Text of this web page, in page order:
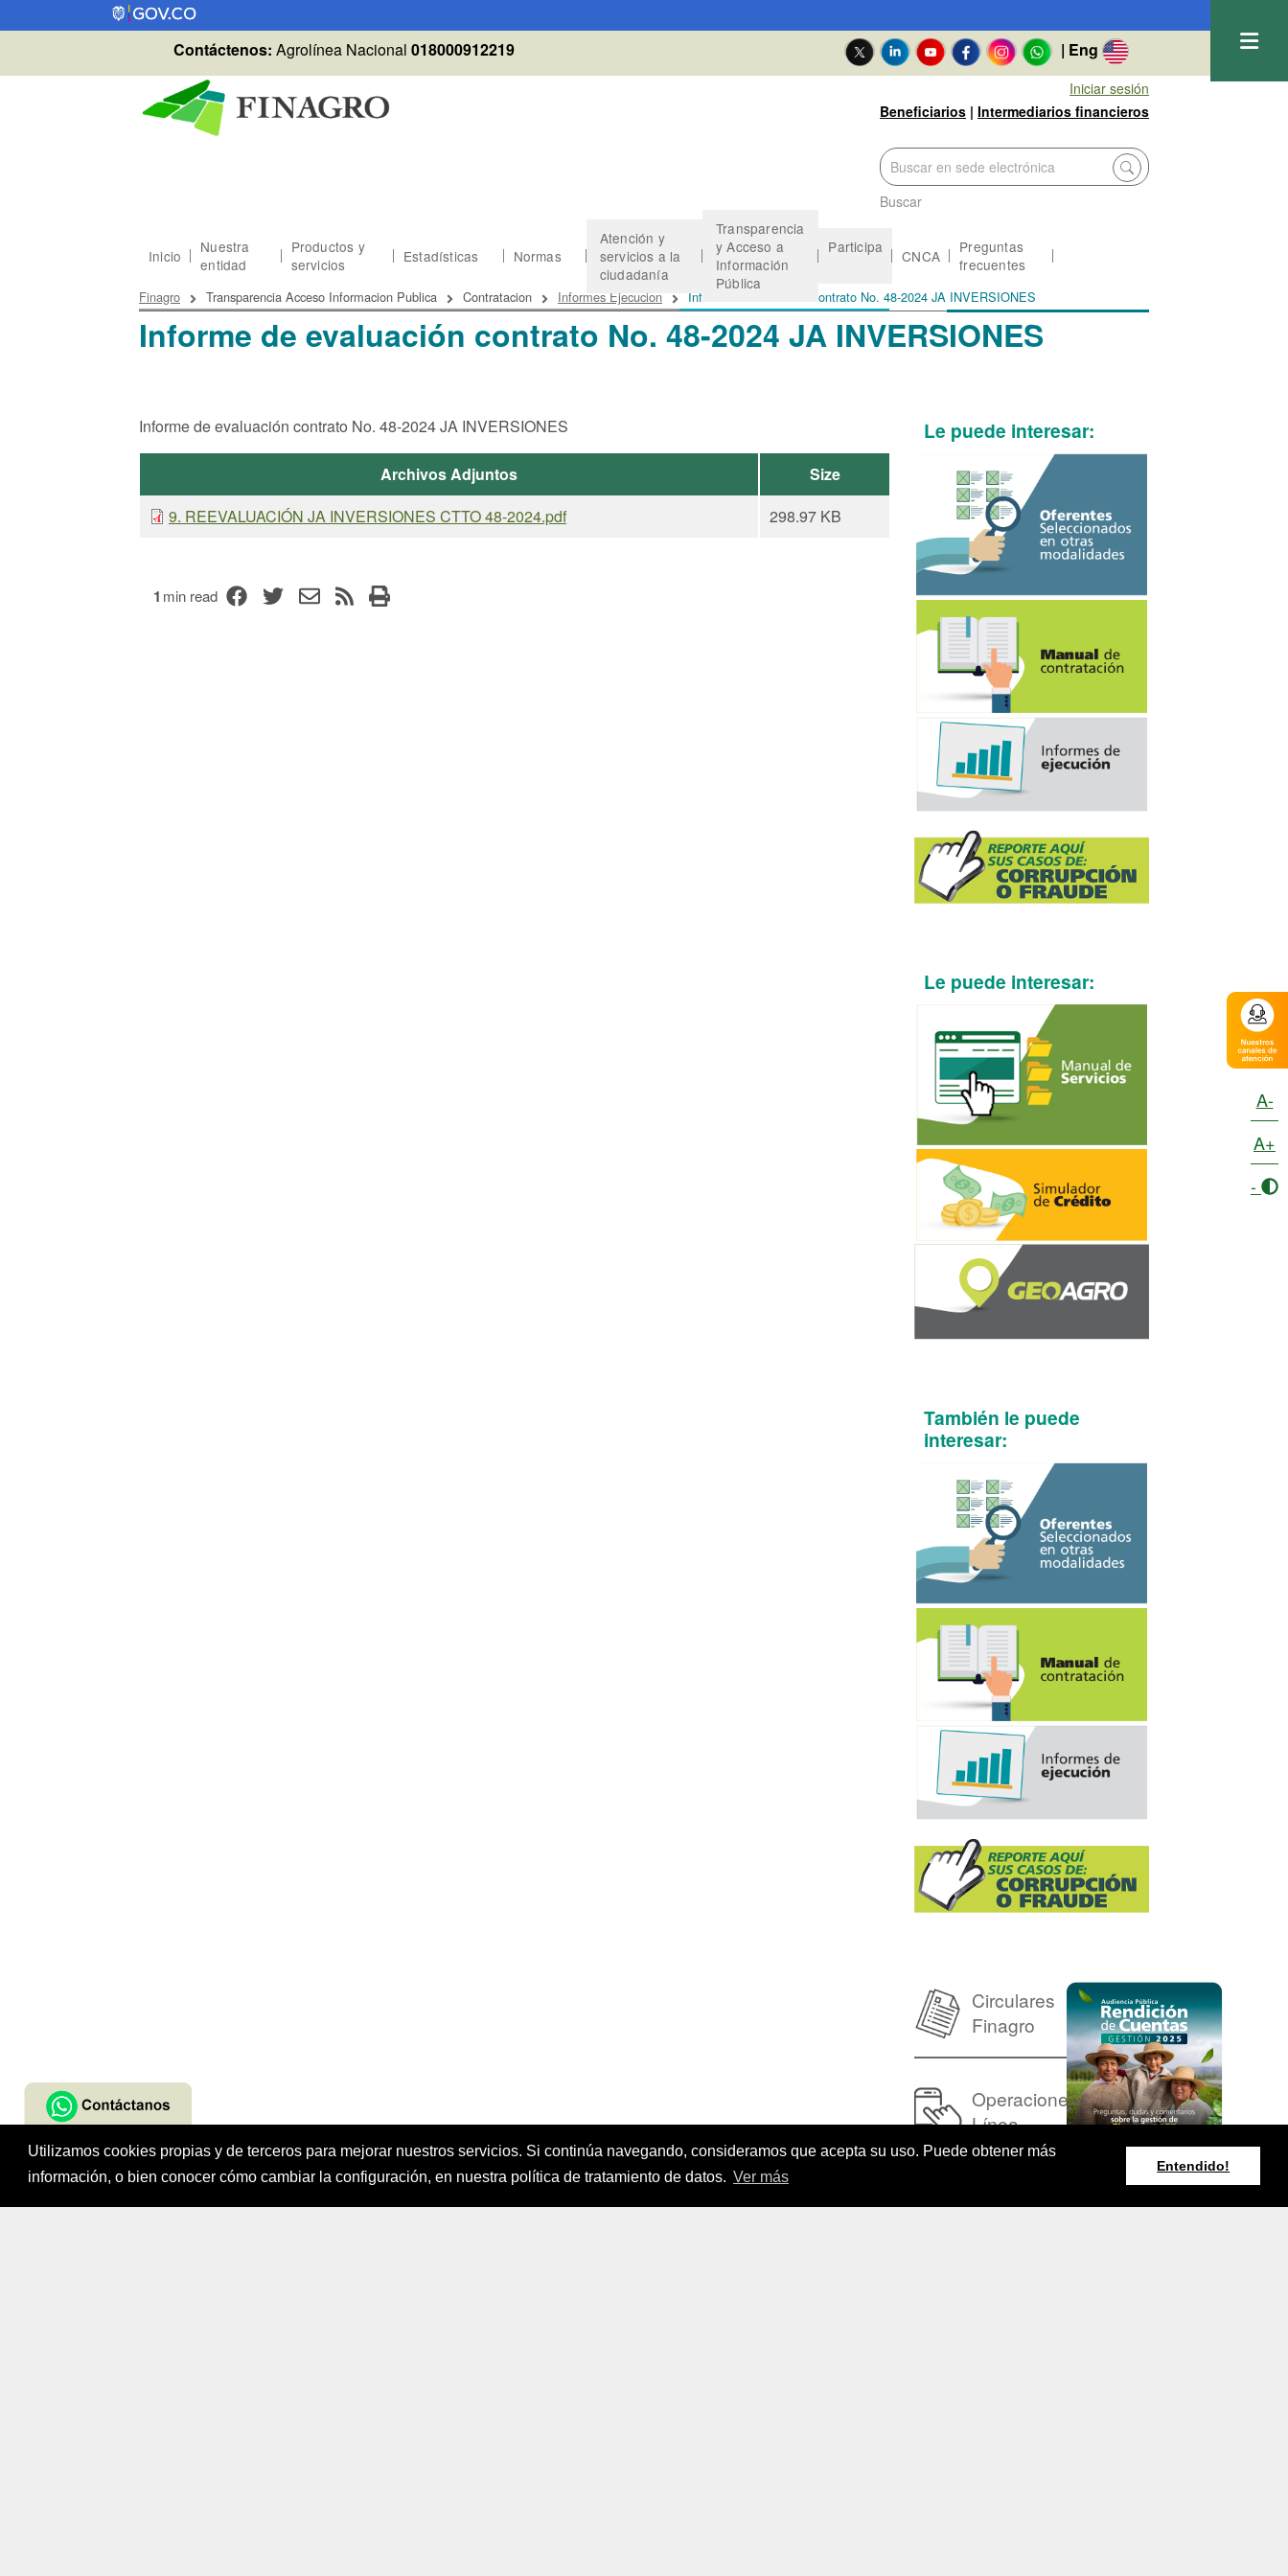
Utilizamos cookies propias y de terceros para mejorar nuestros servicios. Si continúa navegando, consideramos que acepta su uso. Puede obtener más
información, o bien conocer cómo cambiar la configuración, en nuestra política de tratamiento de datos. Ver más
Entendido!
Pasar al contenido principal
Contáctenos: Agrolínea Nacional 018000912219 | Eng
Iniciar sesión
Beneficiarios | Intermediarios financieros
Buscar
Inicio
Nuestra
entidad
Productos y
servicios
Estadísticas Normas
Atención y
servicios a la
ciudadanía
Transparencia
y Acceso a
Información
Pública
Participa CNCA
Preguntas
frecuentes
Informe de evaluación contrato No. 48-2024 JA INVERSIONES
Sobrescribir enlaces de ayuda a la navegación
Finagro Transparencia Acceso Informacion Publica Contratacion Informes Ejecucion Informe de evaluación contrato No. 48-2024 JA INVERSIONES
Informe de evaluación contrato No. 48-2024 JA INVERSIONES
Archivos Adjuntos
Size
9. REEVALUACIÓN JA INVERSIONES CTTO 48-2024.pdf
298.97 KB
1 min read
Le puede interesar:
Le puede interesar:
También le puede
interesar:
Circulares
Finagro
Operaciones en
Línea
Fondo para el Financiamiento del Sector AgropecuarioFINAGRO.
A-
A+
-